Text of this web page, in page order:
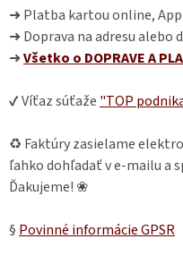
➜ Platba kartou online,
➜ Doprava na adresu alebo
➜Všetko o DOPRAVE A
✔ Víťaz súťaže "TOP
♻ Faktúry zasielame
ľahko dohľadať v e-mailu a
Ďakujeme! ❀
§ Povinné informácie GPSR